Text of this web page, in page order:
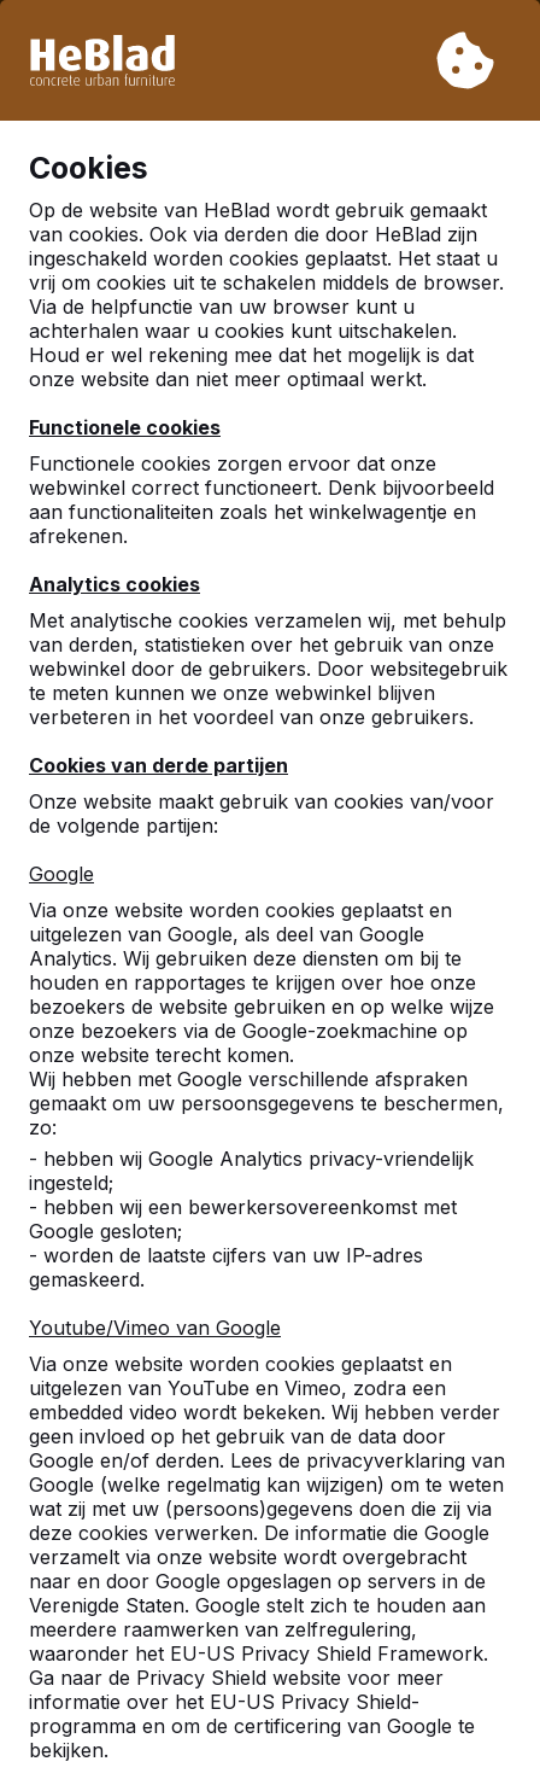
week 33. Houdt u daarom rekening met langere levertijden.
Cookies
Op de website van HeBlad wordt gebruik gemaakt
van cookies. Ook via derden die door HeBlad zijn
ingeschakeld worden cookies geplaatst. Het staat u
vrij om cookies uit te schakelen middels de browser.
Via de helpfunctie van uw browser kunt u
achterhalen waar u cookies kunt uitschakelen.
Houd er wel rekening mee dat het mogelijk is dat
onze website dan niet meer optimaal werkt.
Functionele cookies
Functionele cookies zorgen ervoor dat onze
webwinkel correct functioneert. Denk bijvoorbeeld
aan functionaliteiten zoals het winkelwagentje en
afrekenen.
Analytics cookies
Met analytische cookies verzamelen wij, met behulp
van derden, statistieken over het gebruik van onze
webwinkel door de gebruikers. Door websitegebruik
te meten kunnen we onze webwinkel blijven
verbeteren in het voordeel van onze gebruikers.
Cookies van derde partijen
Onze website maakt gebruik van cookies van/voor
de volgende partijen:
Google
Via onze website worden cookies geplaatst en
uitgelezen van Google, als deel van Google
Analytics. Wij gebruiken deze diensten om bij te
houden en rapportages te krijgen over hoe onze
bezoekers de website gebruiken en op welke wijze
onze bezoekers via de Google-zoekmachine op
onze website terecht komen.
Wij hebben met Google verschillende afspraken
gemaakt om uw persoonsgegevens te beschermen,
zo:
- hebben wij Google Analytics privacy-vriendelijk
ingesteld;
- hebben wij een bewerkersovereenkomst met
Google gesloten;
- worden de laatste cijfers van uw IP-adres
gemaskeerd.
Youtube/Vimeo van Google
Via onze website worden cookies geplaatst en
uitgelezen van YouTube en Vimeo, zodra een
embedded video wordt bekeken. Wij hebben verder
geen invloed op het gebruik van de data door
Google en/of derden. Lees de privacyverklaring van
Google (welke regelmatig kan wijzigen) om te weten
wat zij met uw (persoons)gegevens doen die zij via
deze cookies verwerken. De informatie die Google
verzamelt via onze website wordt overgebracht
naar en door Google opgeslagen op servers in de
Verenigde Staten. Google stelt zich te houden aan
meerdere raamwerken van zelfregulering,
waaronder het EU-US Privacy Shield Framework.
Ga naar de Privacy Shield website voor meer
informatie over het EU-US Privacy Shield-
programma en om de certificering van Google te
bekijken.
Al meer dan 30.000 producten verkocht
Nederland
Referenties in:Eindhoven
Wat een fijn bedrijf om mee samen te werken.
Korte lijntjes en een zeer snelle levering! De
chauffeur was erg aardig, vakbekwaam en
meedenkend!
Alle elementen zijn door hem op de juiste
plaats gezet.
kwaliteit en hufterproef.
Onze leerlingen (en collega's) kunnen gaan
genieten.
Facilitaire Zaken
9
Perfect, niks op aan te merken
Sterken Hoveniers
10-06-2025
Prachtige tafels! Een aanwinst voor onze
school.
G. Broeksteeg
14-10-2024
10
Super! Snelle levering en een goede service.
Kevin Sijmens
10-06-2024
9
Valt zeer goed in de smaak bij de kinderen.
Mooie spullen en een fijne chauffeur die mee
denkt om alles netjes op zijn plaats te krijgen.
Erwin Gijsbers
17-11-2023
9
prima product,snelle service
Erik Hellings
10-07-2020
Referenties
U vindt onze producten in heel Europa en
zelfs daarbuiten. Bekijk hier waar bij u in de
buurt al een HeBlad product staat.
Product